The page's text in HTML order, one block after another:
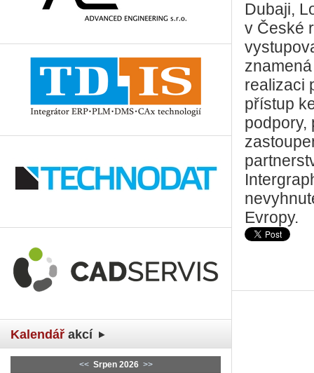
Kalendář akcí
<< Srpen 2026 >>
Dubaji,
v České
realizaci
přístup
podpory,
Evropy.